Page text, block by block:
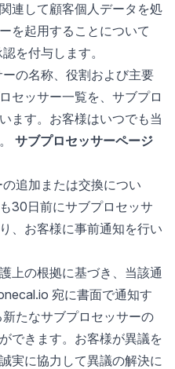
連して顧客個人データを処
を起用することについて
を付与します。
の名称、役割および主要
セッサー一覧を、サブプロ
ます。お客様はいつでも当
サブプロセッサーページ
追加または交換につい
30日前にサブプロセッサ
、お客様に事前通知を行い
上の根拠に基づき、当該通
宛に書面で通知す
たなサブプロセッサーの
できます。お客様が異議を
実に協力して異議の解決に